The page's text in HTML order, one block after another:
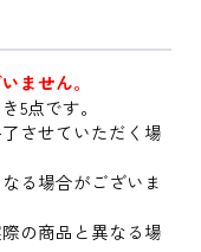
ません。
5点です。
させていただく場
る場合がございま
の商品と異なる場